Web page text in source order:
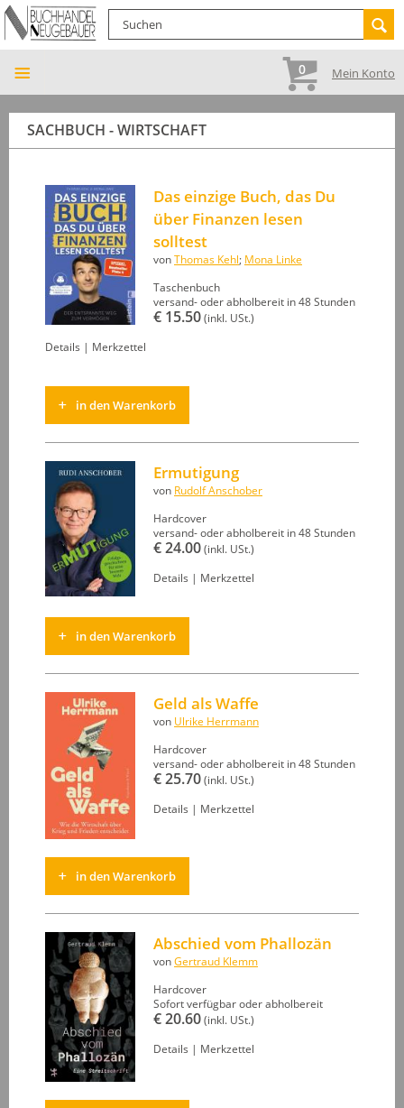
0 Mein Konto
SACHBUCH - WIRTSCHAFT
Das einzige Buch, das Du
über Finanzen lesen
solltest
von Thomas Kehl; Mona Linke
Taschenbuch
versand- oder abholbereit in 48 Stunden
€ 15.50 (inkl. USt.)
Details | Merkzettel
in den Warenkorb
Ermutigung
von Rudolf Anschober
Hardcover
versand- oder abholbereit in 48 Stunden
€ 24.00 (inkl. USt.)
Details | Merkzettel
in den Warenkorb
Geld als Waffe
von Ulrike Herrmann
Hardcover
versand- oder abholbereit in 48 Stunden
€ 25.70 (inkl. USt.)
Details | Merkzettel
in den Warenkorb
Abschied vom Phallozän
von Gertraud Klemm
Hardcover
Sofort verfügbar oder abholbereit
€ 20.60 (inkl. USt.)
Details | Merkzettel